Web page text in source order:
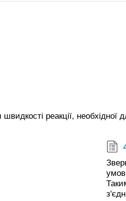
реакції, необхідної